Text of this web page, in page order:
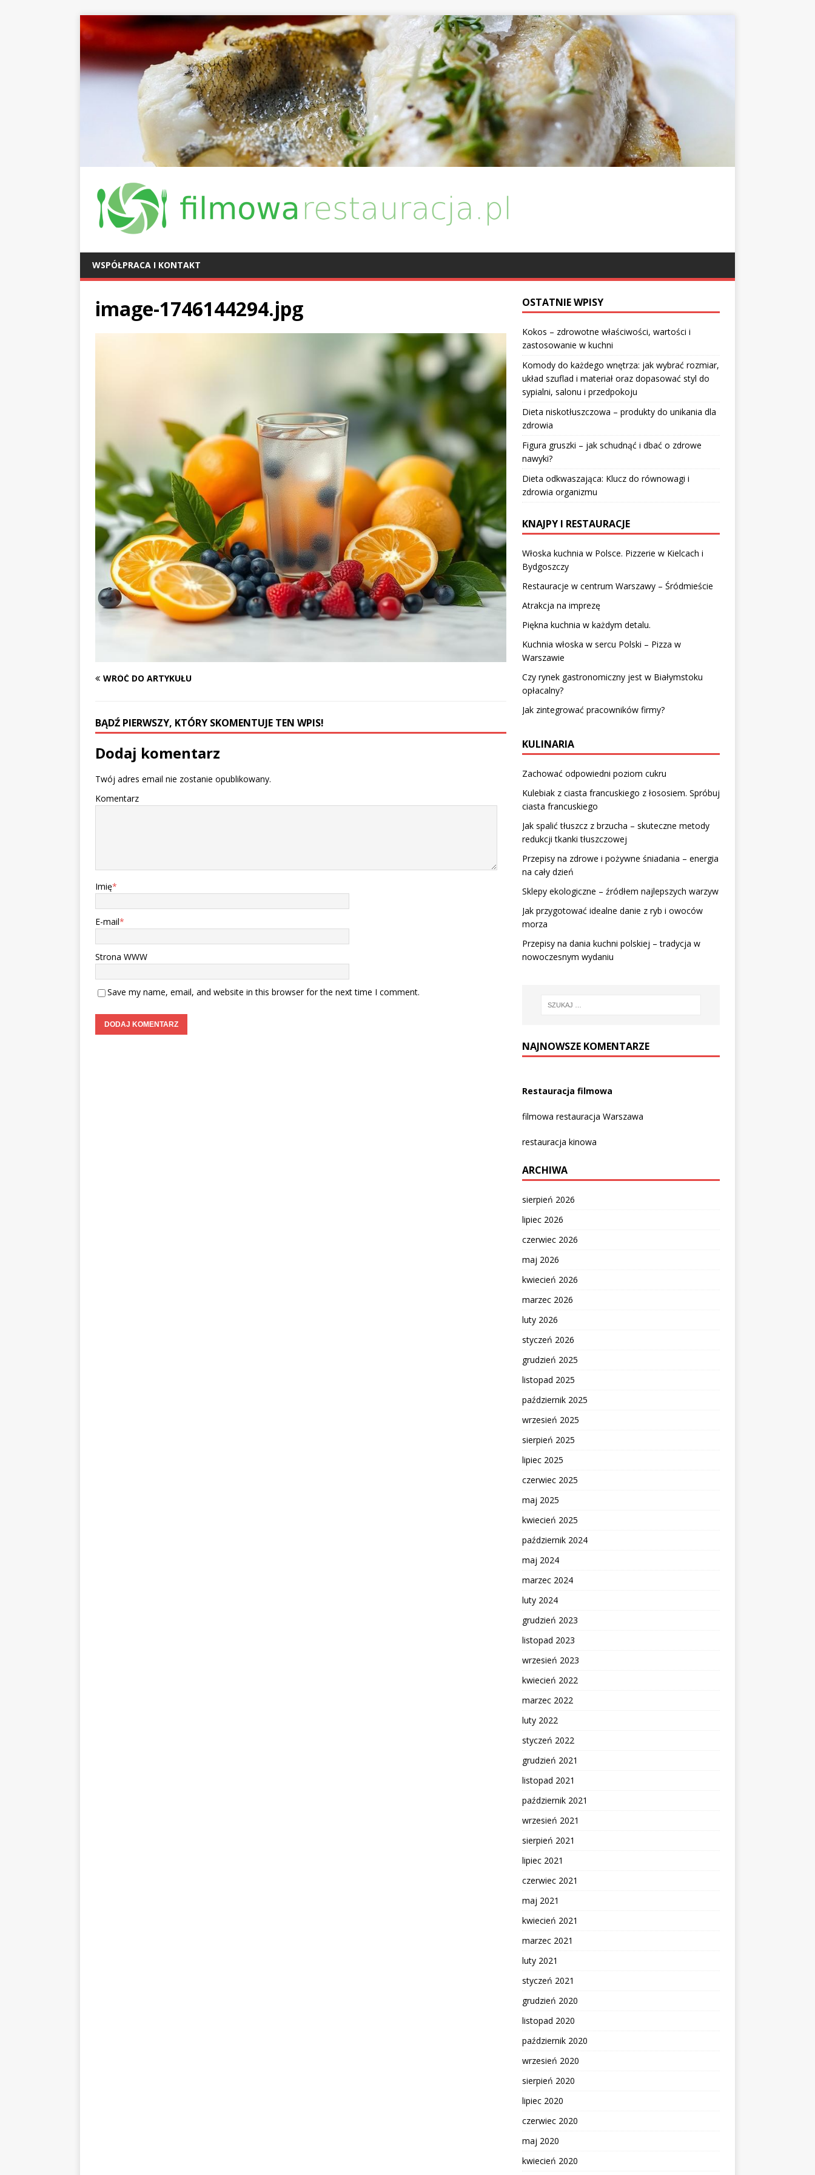
WSPÓŁPRACA I KONTAKT
image-1746144294.jpg
WRÓĆ DO ARTYKUŁU
BĄDŹ PIERWSZY, KTÓRY SKOMENTUJE TEN WPIS!
Dodaj komentarz
Twój adres email nie zostanie opublikowany.
Komentarz
Imię*
E-mail*
Strona WWW
Save my name, email, and website in this browser for the next time I comment.
OSTATNIE WPISY
Kokos – zdrowotne właściwości, wartości i
zastosowanie w kuchni
Komody do każdego wnętrza: jak wybrać rozmiar,
układ szuflad i materiał oraz dopasować styl do
sypialni, salonu i przedpokoju
Dieta niskotłuszczowa – produkty do unikania dla
zdrowia
Figura gruszki – jak schudnąć i dbać o zdrowe
nawyki?
Dieta odkwaszająca: Klucz do równowagi i
zdrowia organizmu
KNAJPY I RESTAURACJE
Włoska kuchnia w Polsce. Pizzerie w Kielcach i
Bydgoszczy
Restauracje w centrum Warszawy – Śródmieście
Atrakcja na imprezę
Piękna kuchnia w każdym detalu.
Kuchnia włoska w sercu Polski – Pizza w
Warszawie
Czy rynek gastronomiczny jest w Białymstoku
opłacalny?
Jak zintegrować pracowników firmy?
KULINARIA
Zachować odpowiedni poziom cukru
Kulebiak z ciasta francuskiego z łososiem. Spróbuj
ciasta francuskiego
Jak spalić tłuszcz z brzucha – skuteczne metody
redukcji tkanki tłuszczowej
Przepisy na zdrowe i pożywne śniadania – energia
na cały dzień
Sklepy ekologiczne – źródłem najlepszych warzyw
Jak przygotować idealne danie z ryb i owoców
morza
Przepisy na dania kuchni polskiej – tradycja w
nowoczesnym wydaniu
NAJNOWSZE KOMENTARZE
Restauracja filmowa
filmowa restauracja Warszawa
restauracja kinowa
ARCHIWA
sierpień 2026
lipiec 2026
czerwiec 2026
maj 2026
kwiecień 2026
marzec 2026
luty 2026
styczeń 2026
grudzień 2025
listopad 2025
październik 2025
wrzesień 2025
sierpień 2025
lipiec 2025
czerwiec 2025
maj 2025
kwiecień 2025
październik 2024
maj 2024
marzec 2024
luty 2024
grudzień 2023
listopad 2023
wrzesień 2023
kwiecień 2022
marzec 2022
luty 2022
styczeń 2022
grudzień 2021
listopad 2021
październik 2021
wrzesień 2021
sierpień 2021
lipiec 2021
czerwiec 2021
maj 2021
kwiecień 2021
marzec 2021
luty 2021
styczeń 2021
grudzień 2020
listopad 2020
październik 2020
wrzesień 2020
sierpień 2020
lipiec 2020
czerwiec 2020
maj 2020
kwiecień 2020